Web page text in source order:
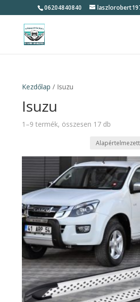
06204840840
Kezdőlap / Isuzu
Isuzu
1–9 termék, összesen 17 db